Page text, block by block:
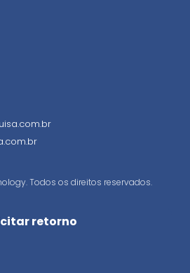
Todos os direitos reservados.
retorno